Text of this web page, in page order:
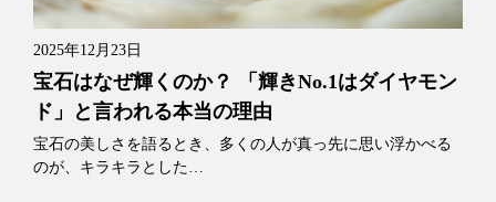
2025年12月23日
宝石はなぜ輝くのか？ 「輝きNo.1はダイヤモン
ド」と言われる本当の理由
宝石の美しさを語るとき、多くの人が真っ先に思い浮かべる
のが、キラキラとした…